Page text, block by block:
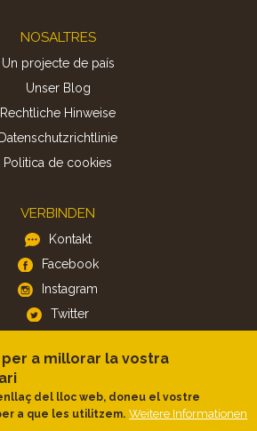
NOSALTRES
Un projecte de país
Unser Blog
Rechtliche Hinweise
Datenschutzrichtlinie
Politica de cookies
VERBINDEN
Kontakt
Facebook
Instagram
Twitter
APP
iOS
Android
a millorar la vostra
del lloc web, doneu el vostre
a que les utilitzem. Weitere Informationen